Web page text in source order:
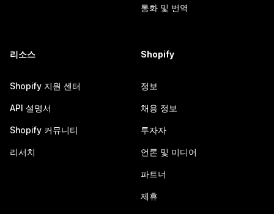
통화 및 번역
리소스
Shopify 지원 센터
API 설명서
Shopify 커뮤니티
리서치
Shopify
정보
채용 정보
투자자
언론 및 미디어
파트너
제휴